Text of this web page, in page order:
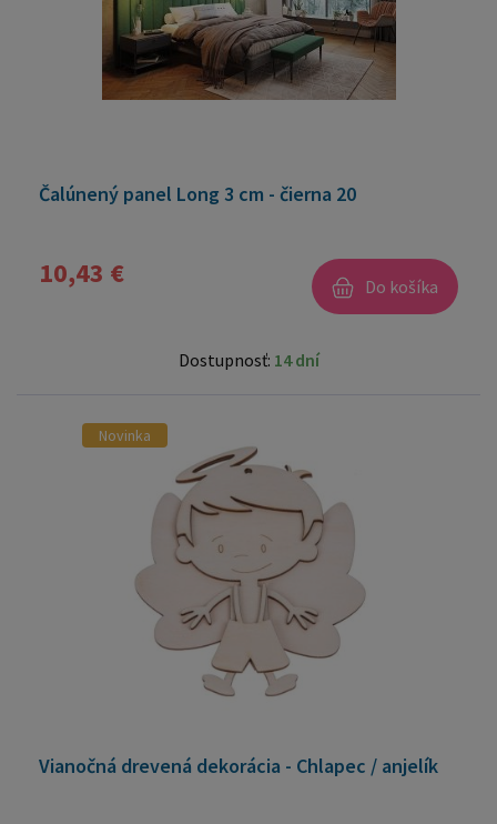
Čalúnený panel Long 3 cm - čierna 20
10,43 € Do košíka
Dostupnosť: 14 dní
Novinka
Vianočná drevená dekorácia - Chlapec / anjelík